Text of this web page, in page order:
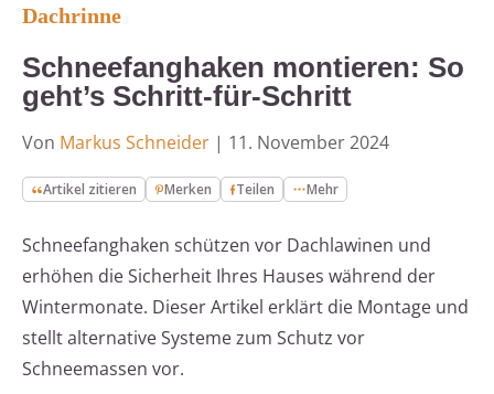
Dachrinne
Schneefanghaken montieren: So
geht’s Schritt-für-Schritt
Von Markus Schneider | 11. November 2024
Artikel zitieren Merken Teilen Mehr
Schneefanghaken schützen vor Dachlawinen und
erhöhen die Sicherheit Ihres Hauses während der
Wintermonate. Dieser Artikel erklärt die Montage und
stellt alternative Systeme zum Schutz vor
Schneemassen vor.